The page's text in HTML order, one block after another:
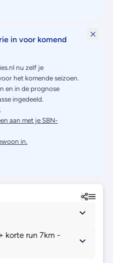
in voor komend
nu zelf je
het komende seizoen.
en in de prognose
ingedeeld.
.
aan met je SBN-
in.
korte run 7km -